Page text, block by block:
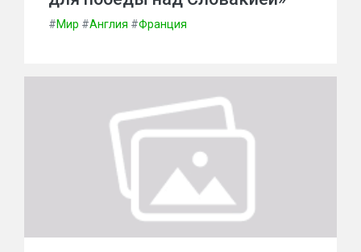
#Мир #Англия #Франция